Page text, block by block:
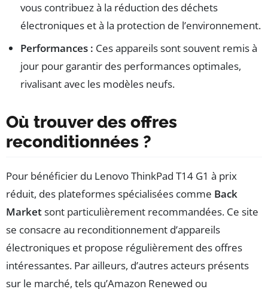
vous contribuez à la réduction des déchets
électroniques et à la protection de l’environnement.
Performances : Ces appareils sont souvent remis à
jour pour garantir des performances optimales,
rivalisant avec les modèles neufs.
Où trouver des offres
reconditionnées ?
Pour bénéficier du Lenovo ThinkPad T14 G1 à prix
réduit, des plateformes spécialisées comme Back
Marketsont particulièrement recommandées. Ce site
se consacre au reconditionnement d’appareils
électroniques et propose régulièrement des offres
intéressantes. Par ailleurs, d’autres acteurs présents
sur le marché, tels qu’Amazon Renewed ou